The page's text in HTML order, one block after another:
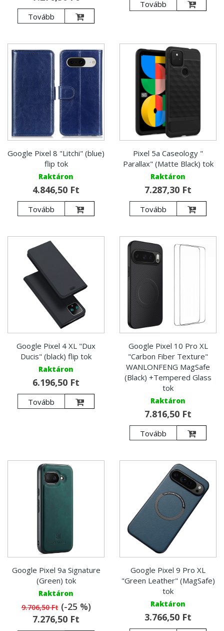
Tovább
Tovább
Google Pixel 8 "Litchi" (blue)
flip tok
Raktáron
4.846,50 Ft
Tovább
Pixel 5a Caseology "
Parallax" (Matte Black) tok
Raktáron
7.287,30 Ft
Tovább
Google Pixel 4 XL "Dux
Ducis" (black) flip tok
Raktáron
6.196,50 Ft
Tovább
Google Pixel 10 Pro XL
"Carbon Fiber Texture"
WANLONFENG MagSafe
(Black) +Tempered Glass
tok
Raktáron
7.816,50 Ft
Tovább
Google Pixel 9a Signature
(Green) tok
Raktáron
9.706,50 Ft(-25 %)
7.276,50 Ft
Google Pixel 9 Pro XL
"Green Leather" (MagSafe)
tok
Raktáron
3.766,50 Ft